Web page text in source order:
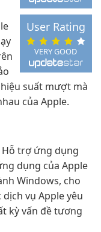
VERY GOOD
User Rating
suất mượt mà
của Apple.
Hỗ trợ ứng dụng
dụng của Apple
Windows, cho
vụ Apple yêu
kỳ vấn đề tương